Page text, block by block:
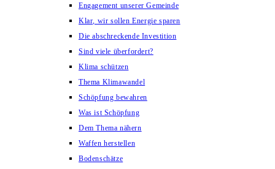
Engagement unserer Gemeinde
Klar, wir sollen Energie sparen
Die abschreckende Investition
Sind viele überfordert?
Klima schützen
Thema Klimawandel
Schöpfung bewahren
Was ist Schöpfung
Dem Thema nähern
Waffen herstellen
Bodenschätze